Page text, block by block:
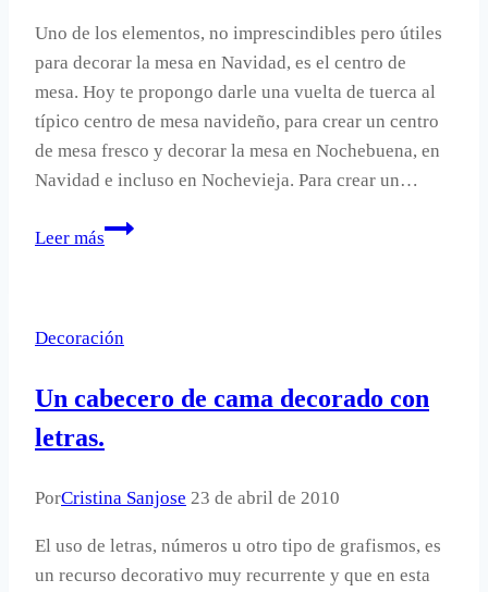
Uno de los elementos, no imprescindibles pero útiles
para decorar la mesa en Navidad, es el centro de
mesa. Hoy te propongo darle una vuelta de tuerca al
típico centro de mesa navideño, para crear un centro
de mesa fresco y decorar la mesa en Nochebuena, en
Navidad e incluso en Nochevieja. Para crear un…
Leer más
Cómo
de
fresco
Decoración
Un cabecero de cama decorado con
letras.
PorCristina Sanjose 23 de abril de 2010
El uso de letras, números u otro tipo de grafismos, es
un recurso decorativo muy recurrente y que en esta